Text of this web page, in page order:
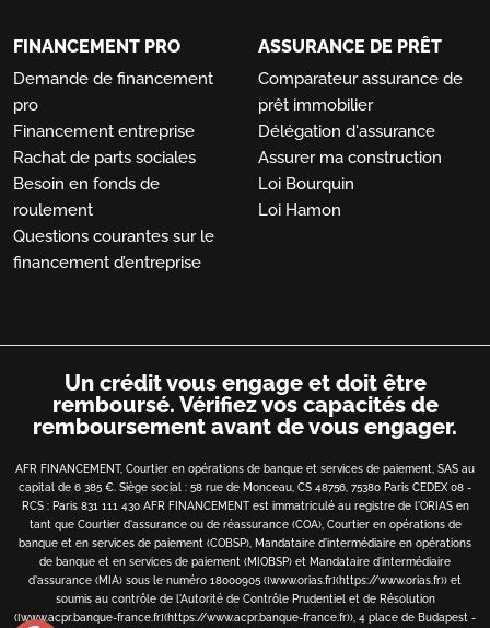
FINANCEMENT PRO
Demande de financement
pro
Financement entreprise
Rachat de parts sociales
Besoin en fonds de
roulement
Questions courantes sur le
financement d’entreprise
ASSURANCE DE PRÊT
Comparateur assurance de
prêt immobilier
Délégation d'assurance
Assurer ma construction
Loi Bourquin
Loi Hamon
Un crédit vous engage et doit être
remboursé. Vérifiez vos capacités de
remboursement avant de vous engager.
AFR FINANCEMENT, Courtier en opérations de banque et services de paiement, SAS au
capital de 6 385 €. Siège social : 58 rue de Monceau, CS 48756, 75380 Paris CEDEX 08 -
RCS : Paris 831 111 430 AFR FINANCEMENT est immatriculé au registre de l'ORIAS en
tant que Courtier d'assurance ou de réassurance (COA), Courtier en opérations de
banque et en services de paiement (COBSP), Mandataire d'intermédiaire en opérations
de banque et en services de paiement (MIOBSP) et Mandataire d'intermédiaire
d'assurance (MIA) sous le numéro 18000905 ([www.orias.fr](https://www.orias.fr)) et
soumis au contrôle de l'Autorité de Contrôle Prudentiel et de Résolution
([www.acpr.banque-france.fr](https://www.acpr.banque-france.fr)), 4 place de Budapest -